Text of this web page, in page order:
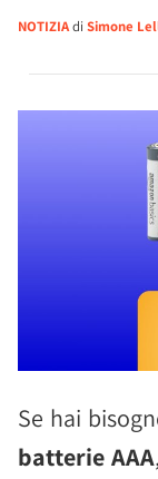
NOTIZIAdi Simone
Se hai
batterie AAA